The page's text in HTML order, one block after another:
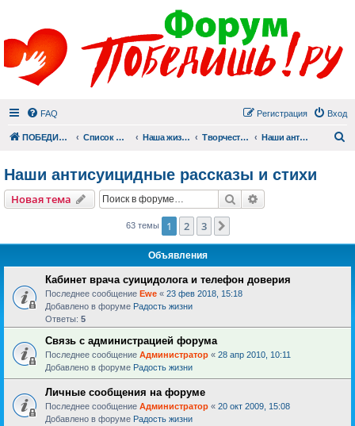
FAQ Вход
Регистрация
ПОБЕДИШЬ.РУ Список форумов Наша жизнь (не всё же о суициде!) Творчество Наши антисуицидные рассказы и стихи
Наши антисуицидные рассказы и стихи
Новая тема Поиск
63 темы 1 2 3
Объявления
Кабинет врача суицидолога и телефон доверия
Последнее сообщение Ewe « 23 фев 2018, 15:18
Добавлено в форуме Радость жизни
Ответы: 5
Связь с администрацией форума
Последнее сообщение Администратор « 28 апр 2010, 10:11
Добавлено в форуме Радость жизни
Личные сообщения на форуме
Последнее сообщение Администратор « 20 окт 2009, 15:08
Добавлено в форуме Радость жизни